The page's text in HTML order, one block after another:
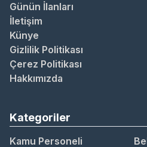
Günün İlanları
İletişim
Künye
Gizlilik Politikası
Çerez Politikası
Hakkımızda
Kategoriler
Kamu Personeli